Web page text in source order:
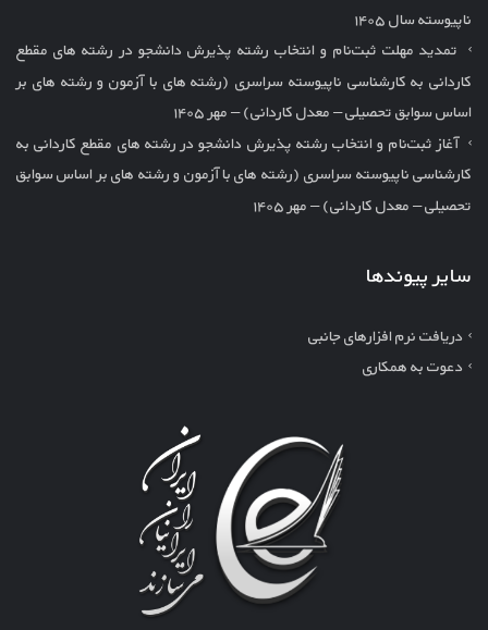
ناپیوسته سال ۱۴۰۵
تمدید مهلت ثبت‌نام و انتخاب رشته پذیرش دانشجو در رشته های مقطع
کاردانی به کارشناسی ناپیوسته سراسری (رشته های با آزمون و رشته های بر
اساس سوابق تحصیلی – معدل کاردانی) – مهر ۱۴۰۵
آغاز ثبت‌نام و انتخاب رشته پذیرش دانشجو در رشته های مقطع کاردانی به
کارشناسی ناپیوسته سراسری (رشته های با آزمون و رشته های بر اساس سوابق
تحصیلی – معدل کاردانی) – مهر ۱۴۰۵
سایر پیوندها
دریافت نرم افزارهای جانبی
دعوت به همکاری